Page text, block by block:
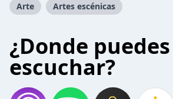
Arte Artes escénicas
¿Donde puedes
escuchar?